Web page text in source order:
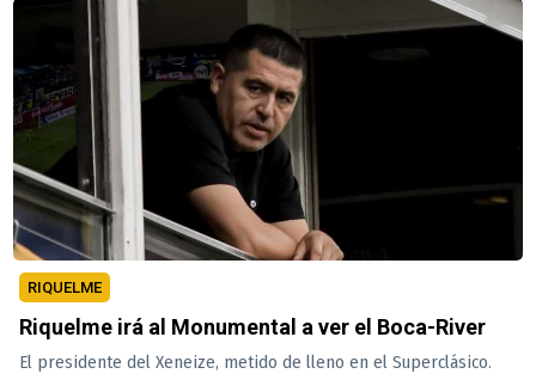
RIQUELME
Riquelme irá al Monumental a ver el Boca-River
El presidente del Xeneize, metido de lleno en el Superclásico.